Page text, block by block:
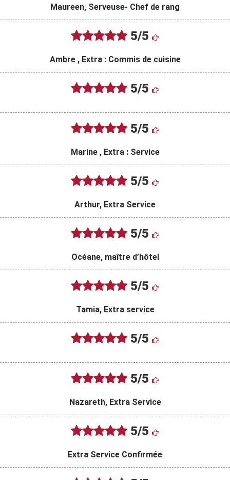
Maureen, Serveuse- Chef de rang
5/5
Ambre , Extra : Commis de cuisine
5/5
5/5
Marine , Extra : Service
5/5
Arthur, Extra Service
5/5
Océane, maître d’hôtel
5/5
Tamia, Extra service
5/5
5/5
Nazareth, Extra Service
5/5
Extra Service Confirmée